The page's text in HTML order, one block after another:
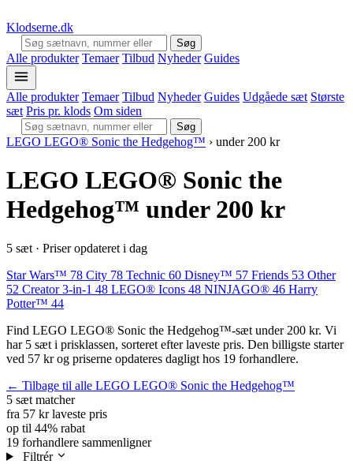
Klodserne.dk
Søg
Alle produkter Temaer Tilbud Nyheder Guides
Alle produkter Temaer Tilbud Nyheder Guides Udgåede sæt Største
sæt Pris pr. klods Om siden
Søg
LEGO LEGO® Sonic the Hedgehog™ › under 200 kr
LEGO LEGO® Sonic the
Hedgehog™ under 200 kr
5 sæt · Priser opdateret i dag
Star Wars™ 78 City 78 Technic 60 Disney™ 57 Friends 53 Other
52 Creator 3-in-1 48 LEGO® Icons 48 NINJAGO® 46 Harry
Potter™ 44
Find LEGO LEGO® Sonic the Hedgehog™-sæt under 200 kr. Vi
har 5 sæt i prisklassen, sorteret efter laveste pris. Den billigste starter
ved 57 kr og priserne opdateres dagligt hos 19 forhandlere.
← Tilbage til alle LEGO LEGO® Sonic the Hedgehog™
5 sæt matcher
fra 57 kr laveste pris
op til 44% rabat
19 forhandlere sammenligner
Filtrér